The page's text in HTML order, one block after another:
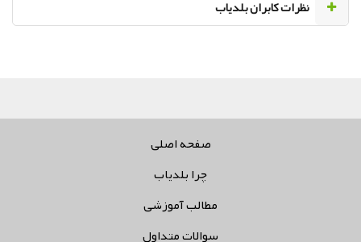
نظرات کابران بلدیاب
صفحه اصلی
چرا بلدیاب
مطالب آموزشی
سوالات متداول